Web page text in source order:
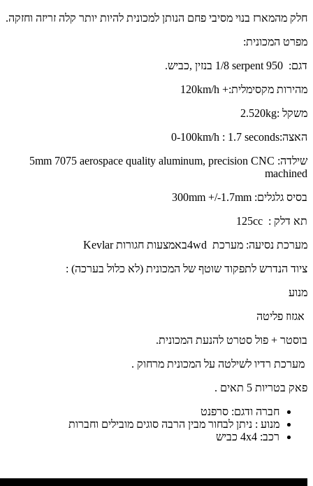
חלק מהמארז בנוי מסיבי פחם הנותן למכונית להיות יותר קלה זריזה וחזקה.
מפרט המכונית:
דגם: serpent 950
מהירות מקסימלית:120km/h +
משקל :2.520kg
האצה:0-100km/h : 1.7 seconds
שילדה: 5mm 7075 aerospace quality aluminum, precision CNC
machined
בסיס גלגלים: 300mm +/-1.7mm
תא דלק : 125cc
מערכת נסיעה: מערכת 4wdבאמצעות חגורותKevlar
ציוד הנדרש לתפקוד שוטף של המכונית (לא כלול בערכה) :
מנוע
אגזוז פליטה
בוסטר + פול סטרט להנעת המכונית.
מערכת רדיו לשילטה על המכונית מרחוק .
פאק בטריות 5 תאים .
חברה ודגם: סרפנט
מנוע : ניתן לבחור מבין הרבה סוגים מובילים וחברות
רכב: 4x4 כביש